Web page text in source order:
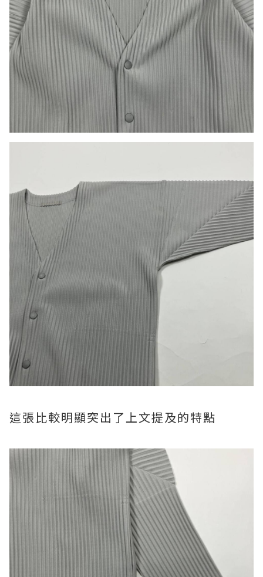
這張比較明顯突出了上文提及的特點